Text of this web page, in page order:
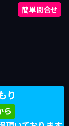
り
ら
簡単問合せ